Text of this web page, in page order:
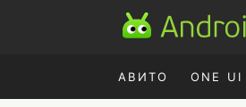
АВИТО ONE UI